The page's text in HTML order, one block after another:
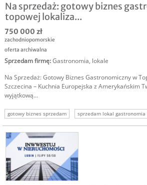
Na sprzedaż: gotowy biznes
topowej lokaliza...
750 000 zł
zachodniopomorskie
oferta archiwalna
Sprzedam firmę:Gastronomia, lokale
Na Sprzedaż: Gotowy Biznes Gastronomiczny w
Szczecina – Kuchnia Europejska z Amerykańskim
wyjątkową...
gotowy biznes sprzedam sprzedam lokal gastronomia
sprzedam kawiarnię